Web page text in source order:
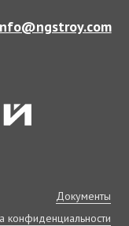
Документы
конфиденциальности